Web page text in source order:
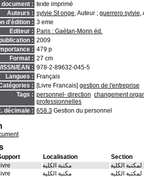
document : texte imprimé
Auteurs : sylvie St onge, Auteur ; guerrero sylvie,
d'édition : 3 eme
Editeur :
Paris : Gaétan-Morin éd.
: 2009
: 479 p
Format : 27 cm
ISSN/EAN : 978-2-89632-045-5
Langues :
Français
: [Livre Francais] gestion de l'entreprise
Tags : personnel- direction changement
professionnelles
décimale : 658.3 Gestion du personnel
Localisation Section
مكتبة الكلية الكلية
مكتبة الكلية الكلية